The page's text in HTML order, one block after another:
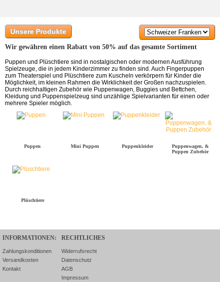
Unsere Produkte
Wir gewähren einen Rabatt von 50% auf das gesamte Sortiment
Puppen und Plüschtiere sind in nostalgischen oder modernen Ausführung
Spielzeuge, die in jedem Kinderzimmer zu finden sind. Auch Fingerpuppen
zum Theaterspiel und Plüschtiere zum Kuscheln verkörpern für Kinder die
Möglichkeit, im kleinen Rahmen die Wirklichkeit der Großen nachzuspielen.
Durch reichhaltigen Zubehör wie Puppenwagen, Buggies und Bettchen,
Kleidung und Puppenspielzeug sind unzählige Spielvarianten für einen oder
mehrere Spieler möglich.
Puppen Mini Puppen Puppenkleider
Puppenwagen, &
Puppen Zubehör
Plüschtiere
INFORMATIONEN:
Zahlungskonditionen
Versandkosten
Kontakt
RECHTLICHES
Widerrufsrecht
Datenschutz
AGB
Impressum